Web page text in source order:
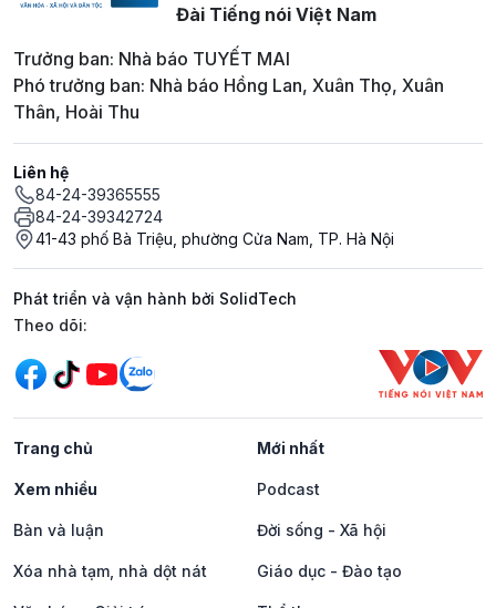
Đài Tiếng nói Việt Nam
Trưởng ban: Nhà báo TUYẾT MAI
Phó trưởng ban: Nhà báo Hồng Lan, Xuân Thọ, Xuân
Thân, Hoài Thu
Liên hệ
84-24-39365555
84-24-39342724
41-43 phố Bà Triệu, phường Cửa Nam, TP. Hà Nội
Phát triển và vận hành bởi SolidTech
Mạng xã hội
Theo dõi:
Trang chủ Mới nhất
Xem nhiều Podcast
Bàn và luận Đời sống - Xã hội
Xóa nhà tạm, nhà dột nát Giáo dục - Đào tạo